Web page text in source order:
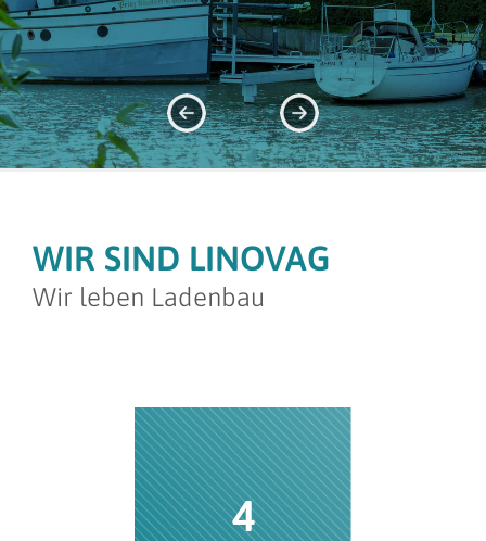
WIR SIND LINOVAG
Wir leben Ladenbau
4